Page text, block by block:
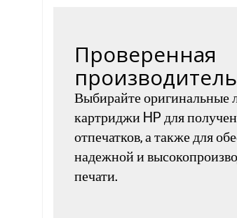
Проверенная
Выбирайте оригинальные
картриджи HP для
отпечатков, а также для
надежной и
печати.